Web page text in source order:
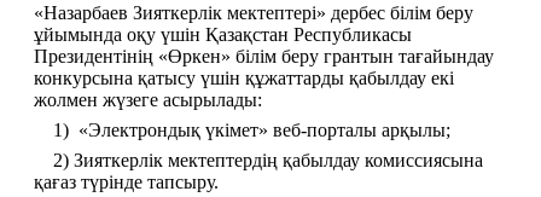
«Назарбаев Зияткерлік мектептері» дербес білім беру
ұйымында оқу үшін Қазақстан Республикасы
Президентінің «Өркен» білім беру грантын тағайындау
конкурсына қатысу үшін құжаттарды қабылдау екі
жолмен жүзеге асырылады:
    1)  «Электрондық үкімет» веб-порталы арқылы;
қағаз түрінде тапсыру.